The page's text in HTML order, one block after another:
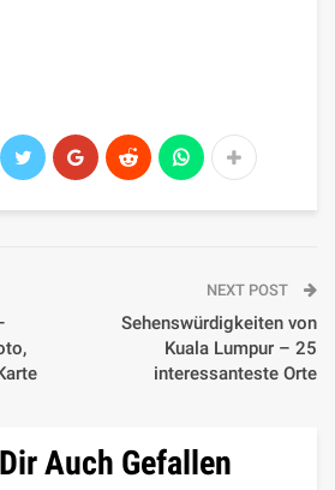
NEXT POST
Sehenswürdigkeiten von
Kuala Lumpur – 25
interessanteste Orte
Auch Gefallen